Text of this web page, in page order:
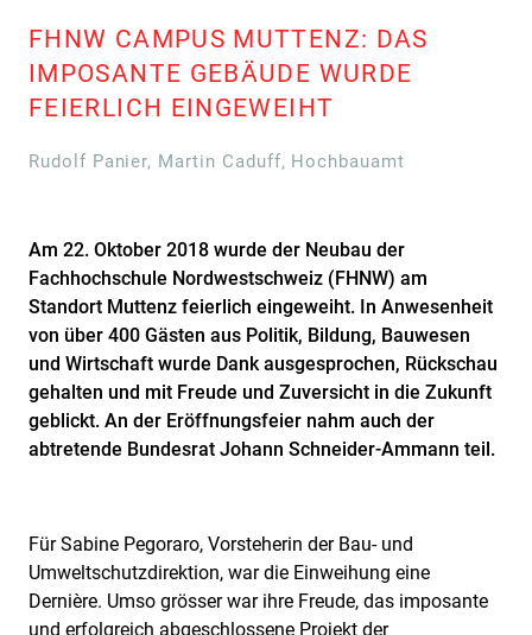
FHNW CAMPUS MUTTENZ: DAS
IMPOSANTE GEBÄUDE WURDE
FEIERLICH EINGEWEIHT
Rudolf Panier, Martin Caduff, Hochbauamt
Am 22. Oktober 2018 wurde der Neubau der
Fachhochschule Nordwestschweiz (FHNW) am
Standort Muttenz feierlich eingeweiht. In Anwesenheit
von über 400 Gästen aus Politik, Bildung, Bauwesen
und Wirtschaft wurde Dank ausgesprochen, Rückschau
gehalten und mit Freude und Zuversicht in die Zukunft
geblickt. An der Eröffnungsfeier nahm auch der
abtretende Bundesrat Johann Schneider-Ammann teil.
Für Sabine Pegoraro, Vorsteherin der Bau- und
Umweltschutzdirektion, war die Einweihung eine
Dernière. Umso grösser war ihre Freude, das imposante
und erfolgreich abgeschlossene Projekt der